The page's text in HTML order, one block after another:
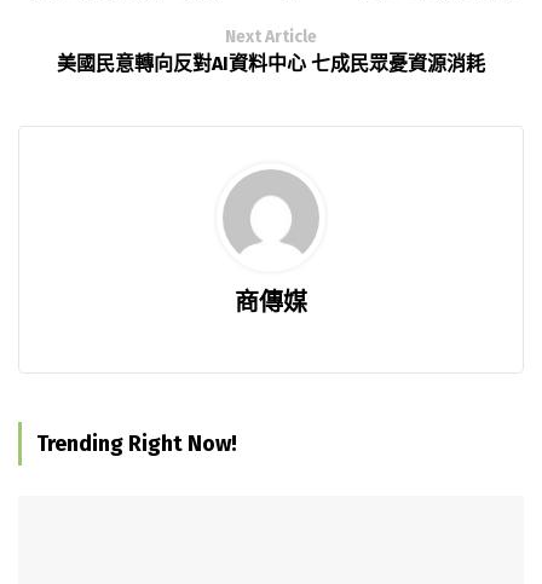
Next Article
美國民意轉向反對AI資料中心 七成民眾憂資源消耗
商傳媒
Trending Right Now!